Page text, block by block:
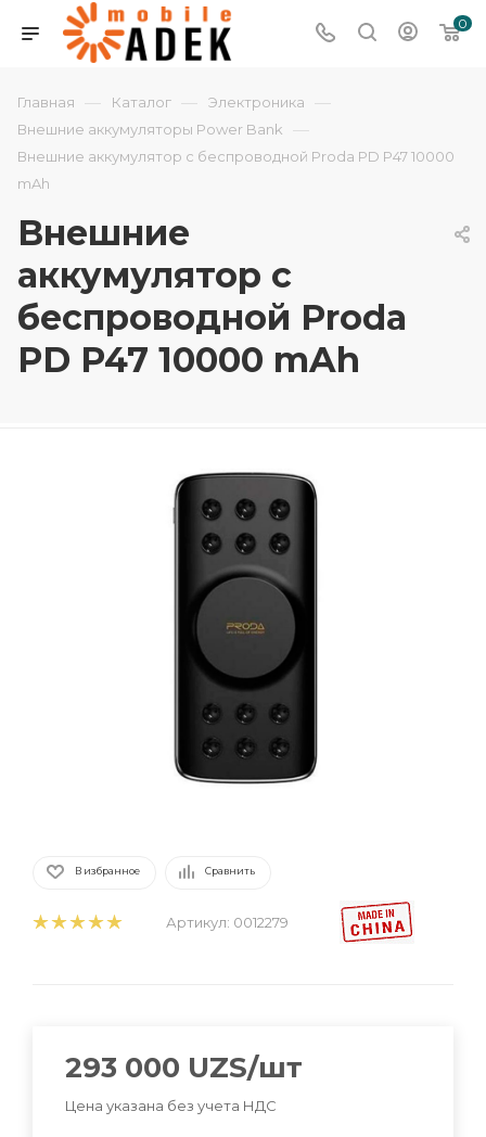
0
Главная — Каталог — Электроника —
Внешние аккумуляторы Power Bank —
Внешние аккумулятор с беспроводной Proda PD P47 10000
mAh
Внешние
аккумулятор с
беспроводной Proda
PD P47 10000 mAh
В избранное Сравнить
Артикул: 0012279
293 000 UZS/шт
Цена указана без учета НДС